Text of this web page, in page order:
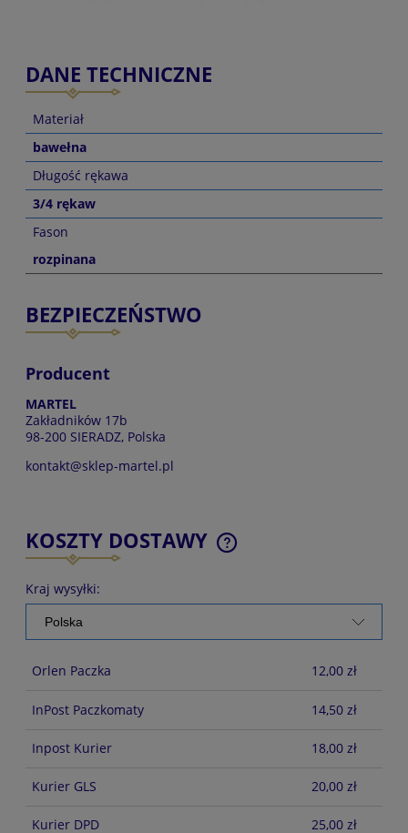
DANE TECHNICZNE
Materiał
bawełna
Długość rękawa
3/4 rękaw
Fason
rozpinana
BEZPIECZEŃSTWO
Producent
MARTEL
Zakładników 17b
98-200 SIERADZ, Polska
kontakt@sklep-martel.pl
KOSZTY DOSTAWY
CENA NIE ZAWIERA EWENTUALNYCH KOSZTÓW
PŁATNOŚCI
Kraj wysyłki:
Orlen Paczka 12,00 zł
InPost Paczkomaty 14,50 zł
Inpost Kurier 18,00 zł
Kurier GLS 20,00 zł
Kurier DPD 25,00 zł